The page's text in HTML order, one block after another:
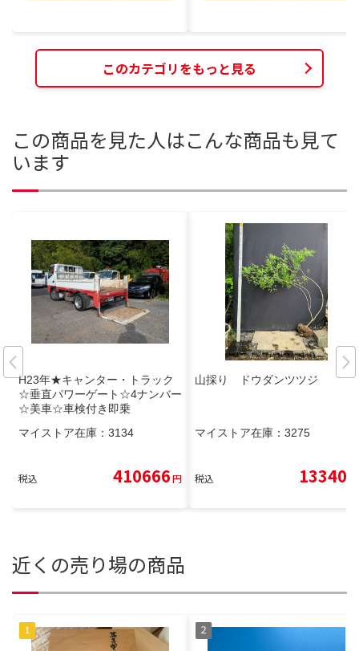
このカテゴリをもっと見る
この商品を見た人はこんな商品も見て
います
H23年★キャンター・トラック
☆垂直パワーゲート☆4ナンバー
☆美車☆車検付き即乗
マイストア在庫： 3134
税込 410666円
山採り ドウダンツツジ
マイストア在庫： 3275
税込 13340
近くの売り場の商品